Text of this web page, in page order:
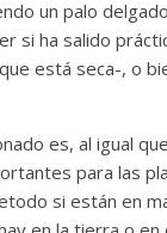
un palo
si ha salido
está seca-, o
es, al igual
para las
si están en